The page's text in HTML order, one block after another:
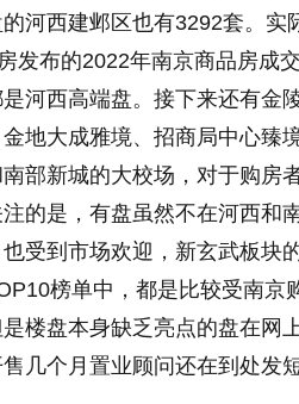
河西建邺区也有3292套。
发布的2022年南京商品房成
是河西高端盘。接下来还有金
地大成雅境、招商局中心臻
部新城的大校场，对于购房
的是，有盘虽然不在河西和
受到市场欢迎，新玄武板块
榜单中，都是比较受南京
楼盘本身缺乏亮点的盘在网
几个月置业顾问还在到处发